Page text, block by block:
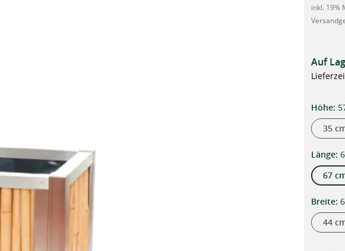
inkl. 19%
Auf
Höhe:
35
Länge:
67
Breite:
44